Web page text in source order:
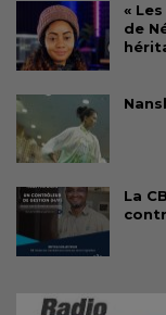
«
de
La